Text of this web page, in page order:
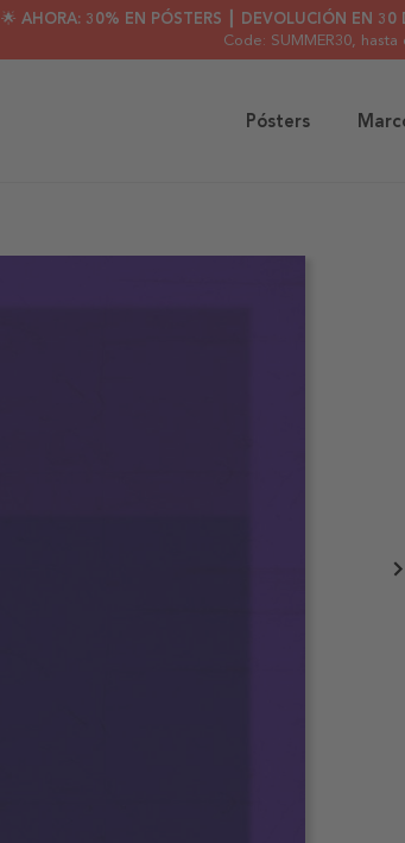
🌟 AHORA: 30% EN PÓSTERS ┃ DEVOLUCIÓN EN 30
Code: SUMMER30, hasta
Pósters